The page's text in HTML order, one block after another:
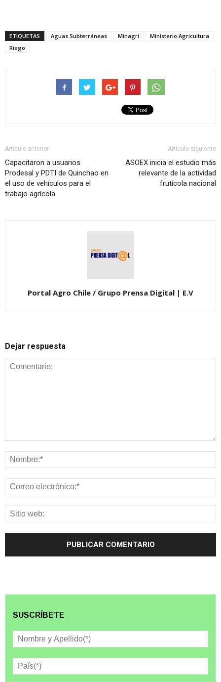
ETIQUETAS Aguas Subterráneas Minagri
Ministerio Agricultura
Riego
Artículo anterior
Capacitaron a usuarios
Prodesal y PDTI de Quinchao en
el uso de vehículos para el
trabajo agrícola
Artículo siguiente
ASOEX inicia el estudio más
relevante de la actividad
frutícola nacional
Portal Agro Chile / Grupo Prensa Digital | E.V
Dejar respuesta
SUSCRÍBETE